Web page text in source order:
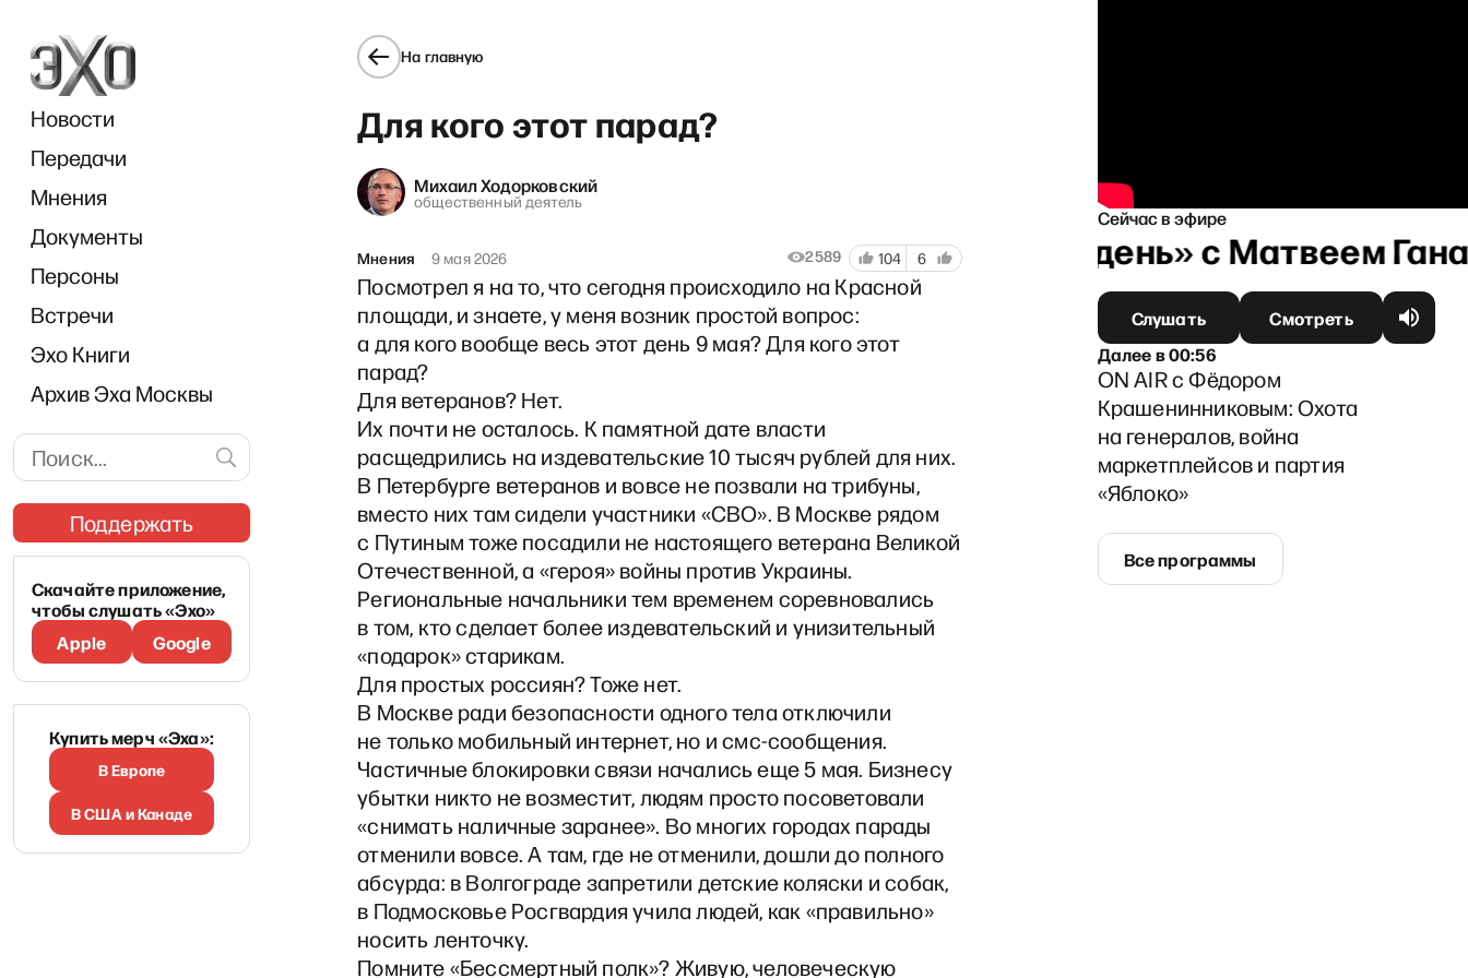
Новости
Передачи
Мнения
Документы
Персоны
Встречи
Эхо Книги
Архив Эха Москвы
Поддержать
Скачайте приложение,
чтобы слушать «Эхо»
Apple
Google
Купить мерч «Эха»:
В Европе
В США и Канаде
На главную
Для кого этот парад?
Михаил Ходорковский
общественный деятель
Мнения 9 мая 2026 2589 104 6
Посмотрел я на то, что сегодня происходило на Красной
площади, и знаете, у меня возник простой вопрос:
а для кого вообще весь этот день 9 мая? Для кого этот
парад?
Для ветеранов? Нет.
Их почти не осталось. К памятной дате власти
расщедрились на издевательские 10 тысяч рублей для них.
В Петербурге ветеранов и вовсе не позвали на трибуны,
вместо них там сидели участники «СВО». В Москве рядом
с Путиным тоже посадили не настоящего ветерана Великой
Отечественной, а «героя» войны против Украины.
Региональные начальники тем временем соревновались
в том, кто сделает более издевательский и унизительный
«подарок» старикам.
Для простых россиян? Тоже нет.
В Москве ради безопасности одного тела отключили
не только мобильный интернет, но и смс-сообщения.
Частичные блокировки связи начались еще 5 мая. Бизнесу
убытки никто не возместит, людям просто посоветовали
«снимать наличные заранее». Во многих городах парады
отменили вовсе. А там, где не отменили, дошли до полного
абсурда: в Волгограде запретили детские коляски и собак,
в Подмосковье Росгвардия учила людей, как «правильно»
носить ленточку.
Помните «Бессмертный полк»? Живую, человеческую
Сейчас в эфире
«В рабочий полдень» с Матвеем
Слушать
Смотреть
Далеев00:56
ON AIR с Фёдором
Крашенинниковым: Охота
на генералов, война
маркетплейсов и партия
«Яблоко»
Все программы